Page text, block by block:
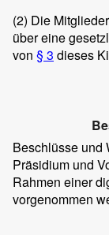
(2) Die
über eine
von § 3 dieses
Beschlüsse und
Präsidium und
Rahmen einer
vorgenommen